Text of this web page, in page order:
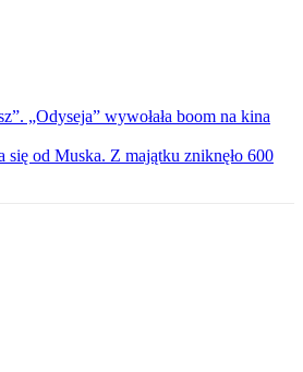
„Odyseja” wywołała boom na kina
się od Muska. Z majątku zniknęło 600